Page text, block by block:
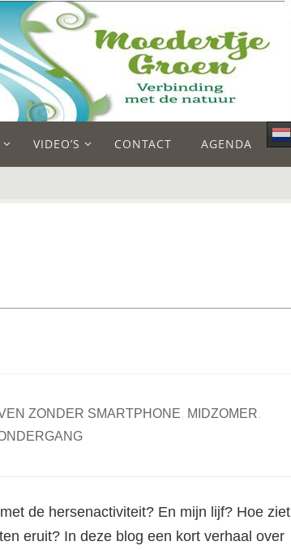
VIDEO’S CONTACT AGENDA
ZONDER SMARTPHONE, MIDZOMER,
de hersenactiviteit? En mijn lijf? Hoe ziet
eruit? In deze blog een kort verhaal over